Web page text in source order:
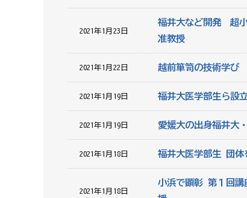
2021年1月23日
福井大など開発 超
准教授
2021年1月22日 越前箪笥の技術学び
2021年1月19日 福井大医学部生ら設
2021年1月19日 愛媛大の出身福井大
2021年1月18日 福井大医学部生 団
2021年1月18日
小浜で顕彰 第１回